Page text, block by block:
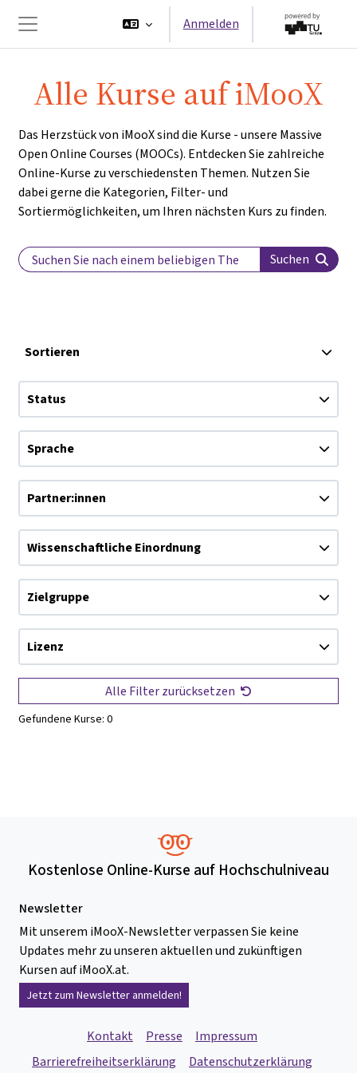
Website-Übersicht
Anmelden
Alle Kurse auf iMooX
Das Herzstück von iMooX sind die Kurse - unsere Massive
Open Online Courses (MOOCs). Entdecken Sie zahlreiche
Online-Kurse zu verschiedensten Themen. Nutzen Sie
dabei gerne die Kategorien, Filter- und
Sortiermöglichkeiten, um Ihren nächsten Kurs zu finden.
Search Label Suchen
Sortieren
Status
Sprache
Partner:innen
Wissenschaftliche Einordnung
Zielgruppe
Lizenz
Alle Filter zurücksetzen
Gefundene Kurse: 0
Kostenlose Online-Kurse auf Hochschulniveau
Newsletter
Mit unserem iMooX-Newsletter verpassen Sie keine
Updates mehr zu unseren aktuellen und zukünftigen
Kursen auf iMooX.at.
Jetzt zum Newsletter anmelden!
Kontakt Presse
Impressum
Barrierefreiheitserklärung
Datenschutzerklärung